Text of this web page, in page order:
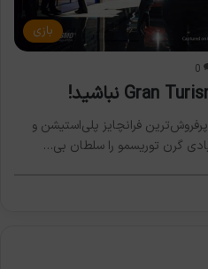
بازی
0
فرانچایز پلی‌استیشن و
گرن توریسمو را سلطان بی…